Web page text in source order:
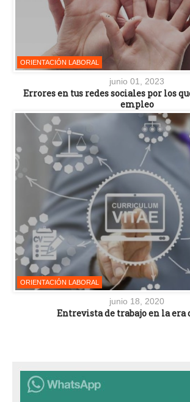
ORIENTACIÓN LABORAL
junio 01, 2023
Errores en tus redes sociales por los
empleo
ORIENTACIÓN LABORAL
junio 18, 2020
Entrevista de trabajo en la